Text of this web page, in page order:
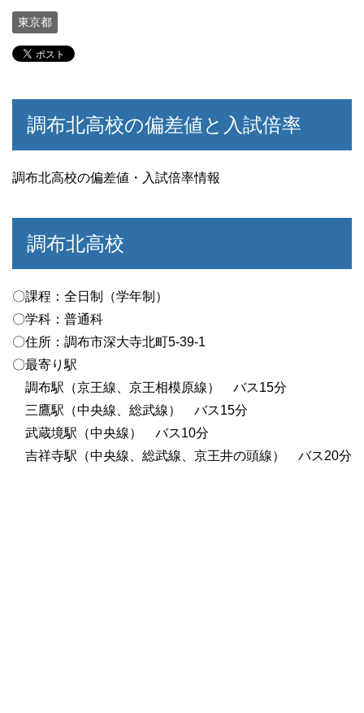
東京都
調布北高校の偏差値と入試倍率
調布北高校の偏差値・入試倍率情報
調布北高校
〇課程：全日制（学年制）
〇学科：普通科
〇住所：調布市深大寺北町5-39-1
〇最寄り駅
調布駅（京王線、京王相模原線） バス15分
三鷹駅（中央線、総武線） バス15分
武蔵境駅（中央線） バス10分
吉祥寺駅（中央線、総武線、京王井の頭線） バス20分